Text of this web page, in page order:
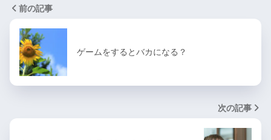
前の記事
ゲームをするとバカになる？
次の記事